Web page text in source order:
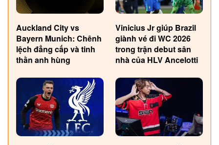
Auckland City vs
Bayern Munich: Chênh
lệch đẳng cấp và tinh
thần anh hùng
Vinicius Jr giúp Brazil
giành vé đi WC 2026
trong trận debut sân
nhà của HLV Ancelotti